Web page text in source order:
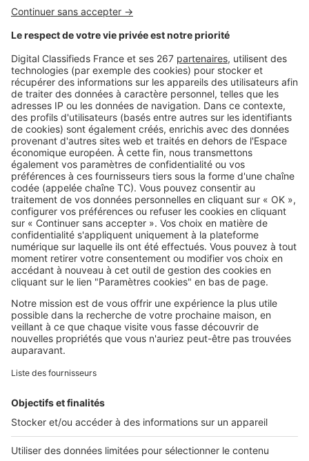
Image
Volet roulant en panne : locataire
ou propriétaire, à qui revient la
facture ?
Image
Louer
Logement social : pourquoi le
système HLM est sous pression
SeLoger c'est aussi
Retrouvez-nous sur ...
L'ENTREPRISE